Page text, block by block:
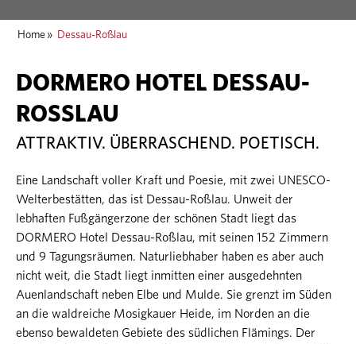
Home » Dessau-Roßlau
DORMERO HOTEL DESSAU-
ROSSLAU
ATTRAKTIV. ÜBERRASCHEND. POETISCH.
Eine Landschaft voller Kraft und Poesie, mit zwei UNESCO-
Welterbestätten, das ist Dessau-Roßlau. Unweit der
lebhaften Fußgängerzone der schönen Stadt liegt das
DORMERO Hotel Dessau-Roßlau, mit seinen 152 Zimmern
und 9 Tagungsräumen. Naturliebhaber haben es aber auch
nicht weit, die Stadt liegt inmitten einer ausgedehnten
Auenlandschaft neben Elbe und Mulde. Sie grenzt im Süden
an die waldreiche Mosigkauer Heide, im Norden an die
ebenso bewaldeten Gebiete des südlichen Flämings. Der